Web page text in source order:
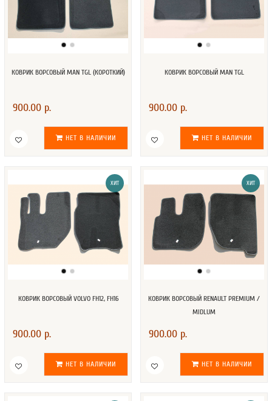
КОВРИК ВОРСОВЫЙ MAN TGL (КОРОТКИЙ)
900.00 р.
НЕТ В НАЛИЧИИ
КОВРИК ВОРСОВЫЙ MAN TGL
900.00 р.
НЕТ В НАЛИЧИИ
ХИТ
КОВРИК ВОРСОВЫЙ VOLVO FH12, FH16
900.00 р.
НЕТ В НАЛИЧИИ
ХИТ
КОВРИК ВОРСОВЫЙ RENAULT PREMIUM /
MIDLUM
900.00 р.
НЕТ В НАЛИЧИИ